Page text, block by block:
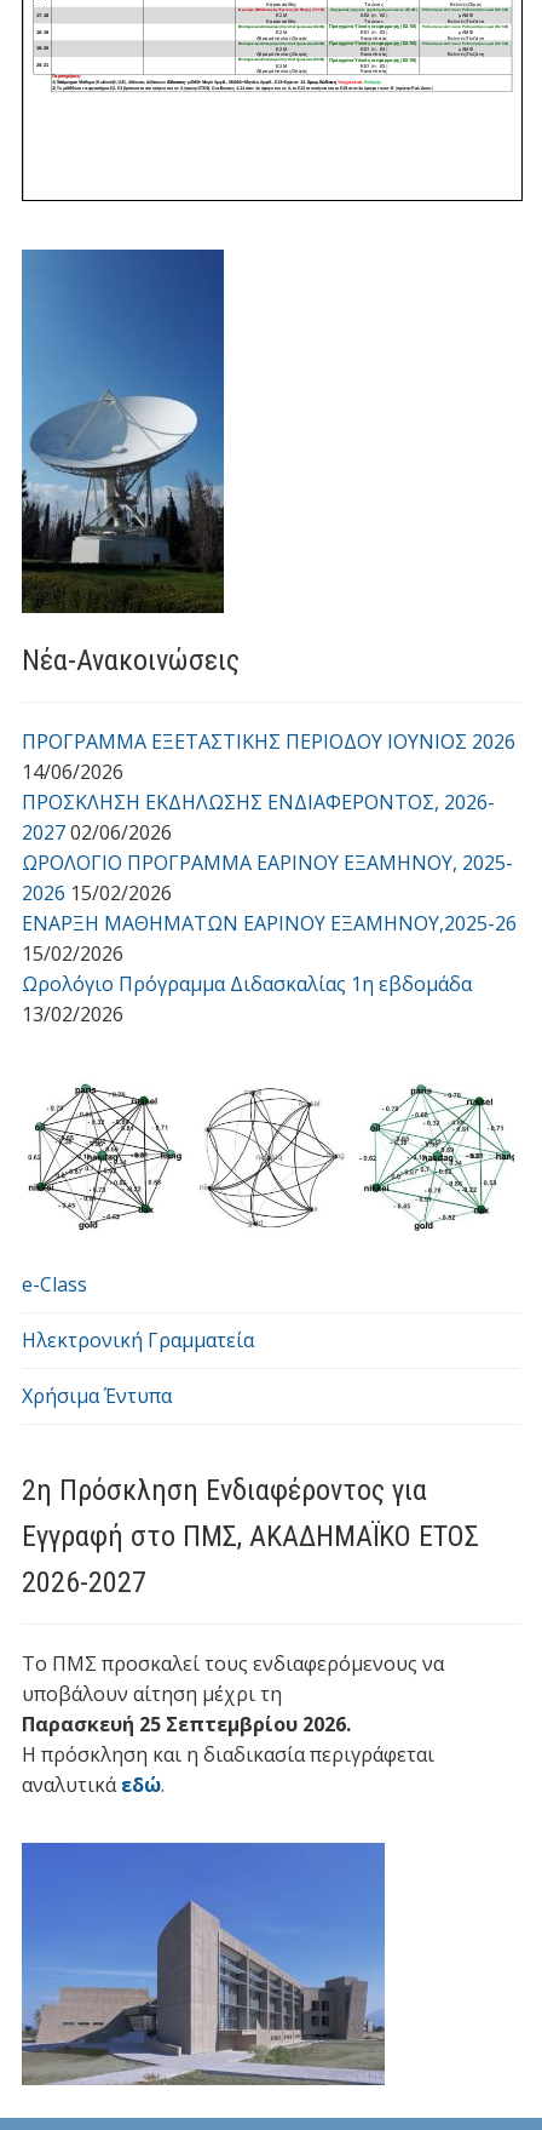
Νέα-Ανακοινώσεις
ΠΡΟΓΡΑΜΜΑ ΕΞΕΤΑΣΤΙΚΗΣ ΠΕΡΙΟΔΟΥ ΙΟΥΝΙΟΣ 2026
14/06/2026
ΠΡΟΣΚΛΗΣΗ ΕΚΔΗΛΩΣΗΣ ΕΝΔΙΑΦΕΡΟΝΤΟΣ, 2026-
202702/06/2026
ΩΡΟΛΟΓΙΟ ΠΡΟΓΡΑΜΜΑ ΕΑΡΙΝΟΥ ΕΞΑΜΗΝΟΥ, 2025-
2026 15/02/2026
ΕΝΑΡΞΗ ΜΑΘΗΜΑΤΩΝ ΕΑΡΙΝΟΥ ΕΞΑΜΗΝΟΥ,2025-26
15/02/2026
Ωρολόγιο Πρόγραμμα Διδασκαλίας 1η εβδομάδα
13/02/2026
e-Class
Ηλεκτρονική Γραμματεία
Χρήσιμα Έντυπα
2η Πρόσκληση Ενδιαφέροντος για
Εγγραφή στο ΠΜΣ, ΑΚΑΔΗΜΑΪΚΟ ΕΤΟΣ
2026-2027
Το ΠΜΣ προσκαλεί τους ενδιαφερόμενους να
υποβάλουν αίτηση μέχρι τη
Παρασκευή 25 Σεπτεμβρίου 2026.
Η πρόσκληση και η διαδικασία περιγράφεται
αναλυτικάεδώ.